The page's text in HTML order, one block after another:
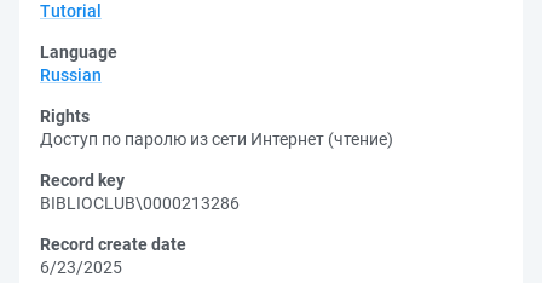
Tutorial
Language
Russian
Rights
Доступ по паролю из сети Интернет (чтение)
Record key
BIBLIOCLUB\0000213286
Record create date
6/23/2025